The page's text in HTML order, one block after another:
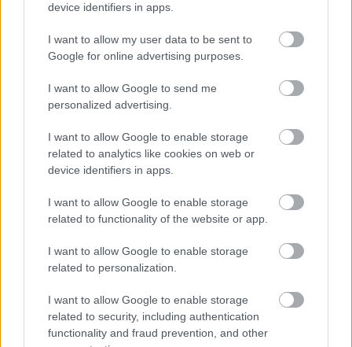
device identifiers in apps.
I want to allow my user data to be sent to
Google for online advertising purposes.
I want to allow Google to send me
personalized advertising.
I want to allow Google to enable storage
related to analytics like cookies on web or
device identifiers in apps.
I want to allow Google to enable storage
related to functionality of the website or app.
I want to allow Google to enable storage
related to personalization.
I want to allow Google to enable storage
related to security, including authentication
functionality and fraud prevention, and other
AC MilanvsManchester United2026-08-15 18:00
ELŐZŐ MÉRKŐZÉSEK
Támogatás
Támogasd adományoddal
a ManUtdFanatics.hu működését!
Kapcsolódó hírek
PLETYKÁK, ÁTIGAZOLÁSOK